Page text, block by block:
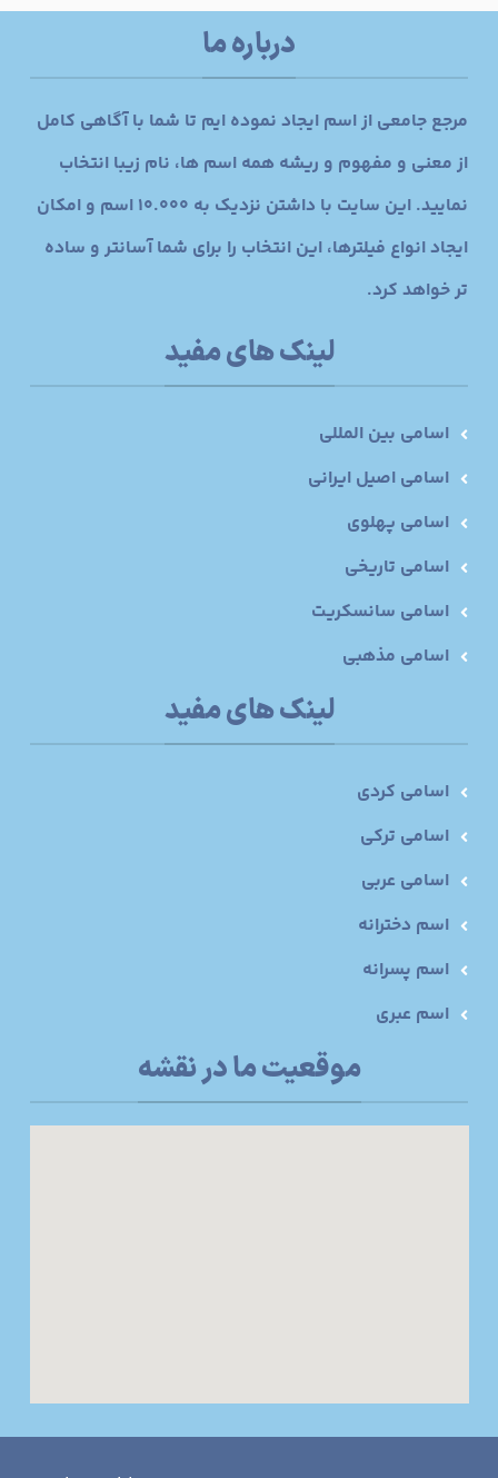
درباره ما
مرجع جامعی از اسم ایجاد نموده ایم تا شما با آگاهی کامل
از معنی و مفهوم و ریشه همه اسم ها، نام زیبا انتخاب
نمایید. این سایت با داشتن نزدیک به 10.000 اسم و امکان
ایجاد انواع فیلترها، این انتخاب را برای شما آسانتر و ساده
تر خواهد کرد.
لینک های مفید
اسامی بین المللی
اسامی اصیل ایرانی
اسامی پهلوی
اسامی تاریخی
اسامی سانسکریت
اسامی مذهبی
لینک های مفید
اسامی کردی
اسامی ترکی
اسامی عربی
اسم دخترانه
اسم پسرانه
اسم عبری
موقعیت ما در نقشه